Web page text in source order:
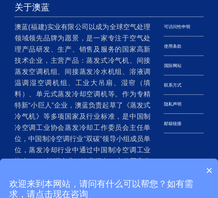
关于澳蓝
澳蓝(福建)实业有限公司以成为全球空气处理
领域领先品牌为愿景，是一家专注于空气处
理产品研发、生产、销售及服务的国家高新
技术企业，主营产品：蒸发式冷气机、间接
蒸发空调机组、间接蒸发冷水机组、溶液调
温调湿空调机组、工业大吊扇、湿帘（填
料）、单元式蒸发冷却空调机等。作为专精
特新“小巨人”企业，澳蓝负责起草了《蒸发式
冷气机》等多项国家及行业标准，是中国制
冷空调工业协会蒸发冷却工作委员会主任单
位，中国制冷空调行业“双碳”领导小组成员单
位，蒸发冷却行业中通过中国制冷空调工业
协会CRAA认证企业。澳蓝拥有20多件国家发
已成为我国蒸发冷却空调行业的老牌企
业……
可访问性申明
使用条款
国际网站
联系方式
隐私声明
邮箱链接
×
欢迎来到本网站，请问有什么可以帮您？如有需
求，请点击现在咨询